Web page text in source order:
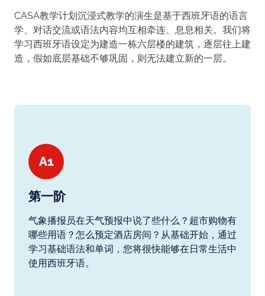
CASA教学计划沉浸式教学的演生是基于西班牙语的语言
学、对话交流或语法内容均互相牵连、息息相关。我们将
学习西班牙语设定为建造一栋六层楼的建筑，逐层往上建
造，假如底层基础不够巩固，则无法建立新的一层。
A1
第一阶
气象播报员在天气预报中说了些什么？超市购物有
哪些用语？怎么预定酒店房间？从基础开始，通过
学习基础语法和单词，您将很快能够在日常生活中
使用西班牙语。